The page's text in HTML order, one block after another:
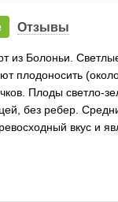
Отзывы
из Болоньи.
плодоносить
Плоды светло-
без ребер.
вкус и